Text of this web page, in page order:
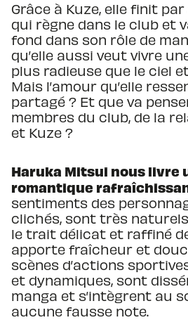
Grâce à Kuze, elle finit
qui règne dans le club et
fond dans son rôle de
qu’elle aussi veut vivre
plus radieuse que le ciel
Mais l’amour qu’elle
partagé ? Et que va
membres du club, de la
et Kuze ?
Haruka Mitsui nous livre
romantique
sentiments des
clichés, sont très
le trait délicat et raffiné
apporte fraîcheur et
scènes d’actions
et dynamiques, sont
manga et s’intègrent au
aucune fausse note.